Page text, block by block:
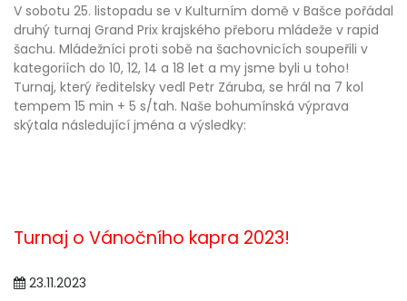
V sobotu 25. listopadu se v Kulturním domě v Bašce pořádal
druhý turnaj Grand Prix krajského přeboru mládeže v rapid
šachu. Mládežníci proti sobě na šachovnicích soupeřili v
kategoriích do 10, 12, 14 a 18 let a my jsme byli u toho!
Turnaj, který ředitelsky vedl Petr Záruba, se hrál na 7 kol
tempem 15 min + 5 s/tah. Naše bohumínská výprava
skýtala následující jména a výsledky:
Turnaj o Vánočního kapra 2023!
23.11.2023